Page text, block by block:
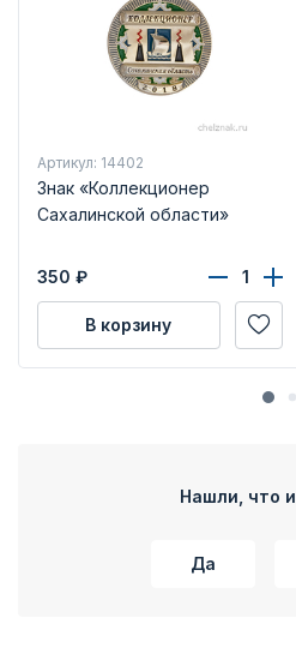
Артикул: 14402
Знак «Коллекционер
Сахалинской области»
350 ₽
В корзину
Нашли, что
Да